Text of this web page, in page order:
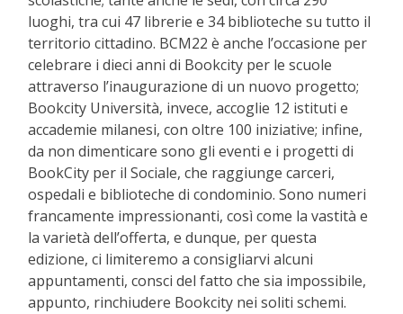
luoghi, tra cui 47 librerie e 34 biblioteche su tutto il
territorio cittadino. BCM22 è anche l’occasione per
celebrare i dieci anni di Bookcity per le scuole
attraverso l’inaugurazione di un nuovo progetto;
Bookcity Università, invece, accoglie 12 istituti e
accademie milanesi, con oltre 100 iniziative; infine,
da non dimenticare sono gli eventi e i progetti di
BookCity per il Sociale, che raggiunge carceri,
ospedali e biblioteche di condominio. Sono numeri
francamente impressionanti, così come la vastità e
la varietà dell’offerta, e dunque, per questa
edizione, ci limiteremo a consigliarvi alcuni
appuntamenti, consci del fatto che sia impossibile,
appunto, rinchiudere Bookcity nei soliti schemi.